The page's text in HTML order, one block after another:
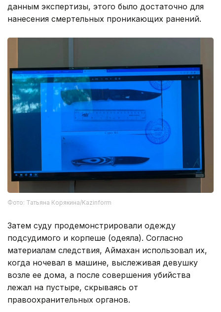
данным экспертизы, этого было достаточно для
нанесения смертельных проникающих ранений.
Фото: Татьяна Корякина/Kazinform
Затем суду продемонстрировали одежду
подсудимого и корпеше (одеяла). Согласно
материалам следствия, Аймахан использовал их,
когда ночевал в машине, выслеживая девушку
возле ее дома, а после совершения убийства
лежал на пустыре, скрываясь от
правоохранительных органов.